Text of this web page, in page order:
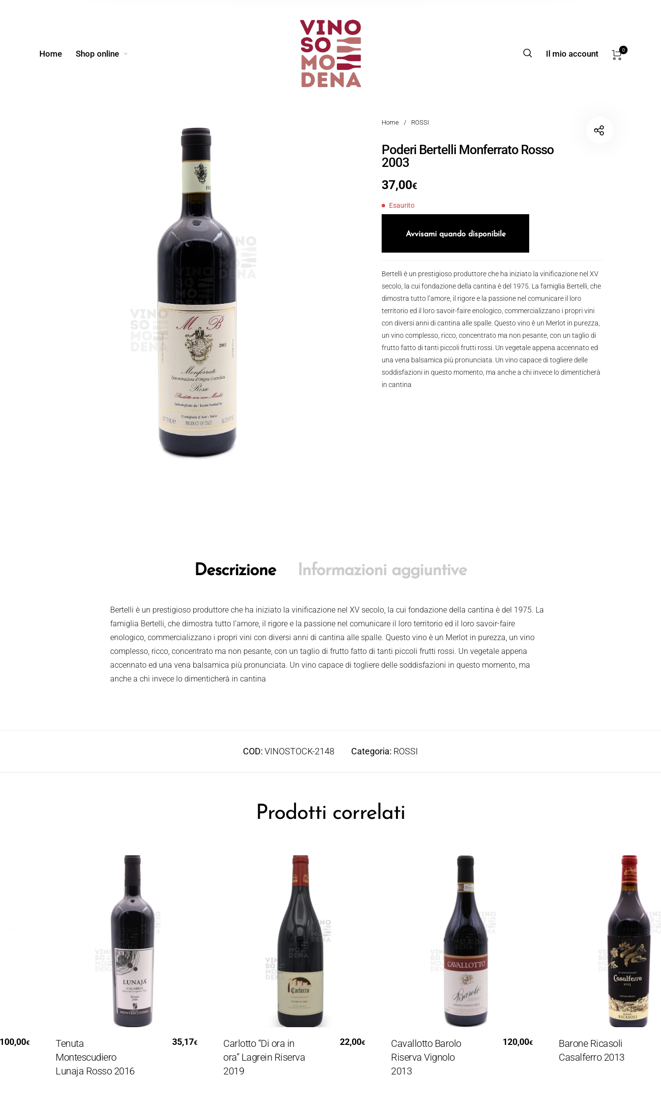
Home Shop online Il mio account 0
Home / ROSSI
Poderi Bertelli Monferrato Rosso
2003
37,00€
Esaurito
Avvisami quando disponibile
Bertelli è un prestigioso produttore che ha iniziato la vinificazione nel XV
secolo, la cui fondazione della cantina è del 1975. La famiglia Bertelli, che
dimostra tutto l’amore, il rigore e la passione nel comunicare il loro
territorio ed il loro savoir-faire enologico, commercializzano i propri vini
con diversi anni di cantina alle spalle. Questo vino è un Merlot in purezza,
un vino complesso, ricco, concentrato ma non pesante, con un taglio di
frutto fatto di tanti piccoli frutti rossi. Un vegetale appena accennato ed
una vena balsamica più pronunciata. Un vino capace di togliere delle
soddisfazioni in questo momento, ma anche a chi invece lo dimenticherà
in cantina
Descrizione Informazioni aggiuntive
Bertelli è un prestigioso produttore che ha iniziato la vinificazione nel XV secolo, la cui fondazione della cantina è del 1975. La
famiglia Bertelli, che dimostra tutto l’amore, il rigore e la passione nel comunicare il loro territorio ed il loro savoir-faire
enologico, commercializzano i propri vini con diversi anni di cantina alle spalle. Questo vino è un Merlot in purezza, un vino
complesso, ricco, concentrato ma non pesante, con un taglio di frutto fatto di tanti piccoli frutti rossi. Un vegetale appena
accennato ed una vena balsamica più pronunciata. Un vino capace di togliere delle soddisfazioni in questo momento, ma
anche a chi invece lo dimenticherà in cantina
COD: VINOSTOCK-2148 Categoria: ROSSI
Prodotti correlati
Carlotto “Di ora in
ora” Lagrein Riserva
2019
22,00€
Cavallotto Barolo
Riserva Vignolo
2013
120,00€
Barone Ricasoli
Casalferro 2013
€
Tenuta
Montescudiero
Lunaja Rosso 2016
35,17€